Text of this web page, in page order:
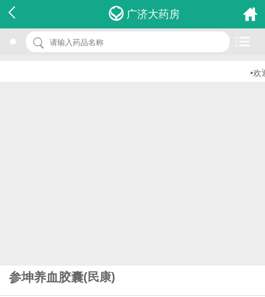
广济大药房
•欢
参坤养血胶囊(民康)
名 称：参坤养血胶囊
品 牌：(民康)